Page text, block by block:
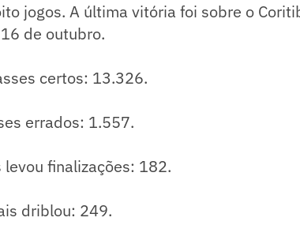
jogos. A última vitória foi sobre o
de outubro.
certos: 13.326.
errados: 1.557.
finalizações: 182.
driblou: 249.